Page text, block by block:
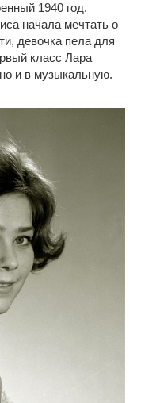
1940 год.
начала мечтать о
девочка пела для
класс Лара
и в музыкальную.